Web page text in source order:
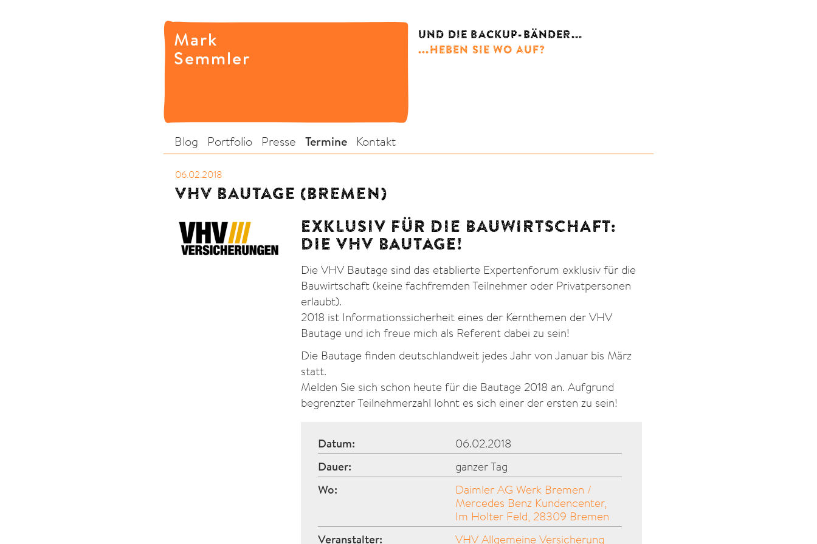
Mark
Semmler
UND DIE BACKUP-BÄNDER...
...HEBEN SIE WO AUF?
Blog Portfolio Presse Termine Kontakt
06.02.2018
VHV BAUTAGE (BREMEN)
EXKLUSIV FÜR DIE BAUWIRTSCHAFT:
DIE VHV BAUTAGE!
Die VHV Bautage sind das etablierte Expertenforum exklusiv für die
Bauwirtschaft (keine fachfremden Teilnehmer oder Privatpersonen
erlaubt).
2018 ist Informationssicherheit eines der Kernthemen der VHV
Bautage und ich freue mich als Referent dabei zu sein!
Die Bautage finden deutschlandweit jedes Jahr von Januar bis März
statt.
Melden Sie sich schon heute für die Bautage 2018 an. Aufgrund
begrenzter Teilnehmerzahl lohnt es sich einer der ersten zu sein!
Datum: 06.02.2018
Dauer: ganzer Tag
Wo:
Daimler AG Werk Bremen /
Mercedes Benz Kundencenter,
Im Holter Feld, 28309 Bremen
Veranstalter: VHV Allgemeine Ver­si­che­rung